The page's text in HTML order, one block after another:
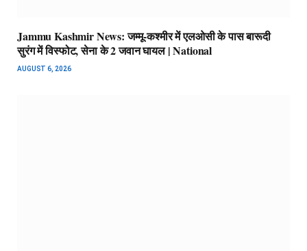
Jammu Kashmir News: जम्मू-कश्मीर में एलओसी के पास बारूदी
सुरंग में विस्फोट, सेना के 2 जवान घायल | National
AUGUST 6, 2026